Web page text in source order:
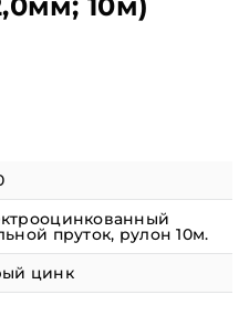
пруток, рулон 10м.
цинк